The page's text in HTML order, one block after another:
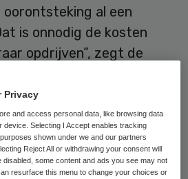
oorontsteking al een
is onnodig de kosten
opdrijven”, zegt de
tijd dat artsen bij
vaak uitgebreider
is. Ze moeten
kliniek bezoeken of
Privacy
and access personal data, like browsing data
device. Selecting I Accept enables tracking
shown under we and our partners
Reject All or withdrawing your consent will
some content and ads you see may not
resurface this menu to change your choices or